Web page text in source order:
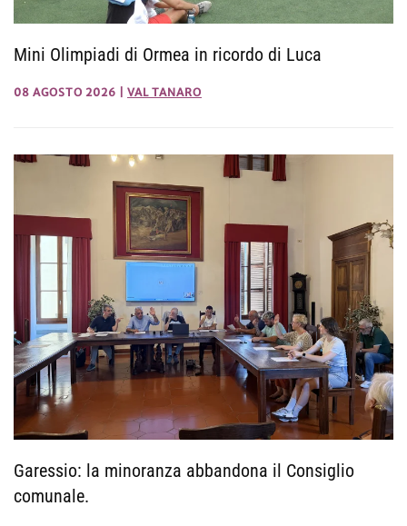
Mini Olimpiadi di Ormea in ricordo di Luca
08 AGOSTO 2026 VAL TANARO
Garessio: la minoranza abbandona il Consiglio
comunale.